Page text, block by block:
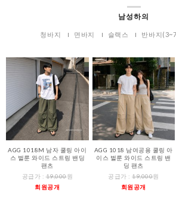
남성하의
청바지 면바지 슬랙스 반바지
AGG 1018M 남자 쿨링 아이
스 벌룬 와이드 스트링 밴딩
팬츠
공급가 :19,000원
회원공개
AGG 1018 남여공용 쿨링 아
이스 벌룬 와이드 스트링 밴
딩 팬츠
공급가 :19,000원
회원공개